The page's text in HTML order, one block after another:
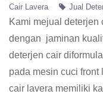
Cair Lavera
Jual
Kami mejual deterjen
dengan jaminan
deterjen cair
pada mesin cuci
cair lavera memiliki